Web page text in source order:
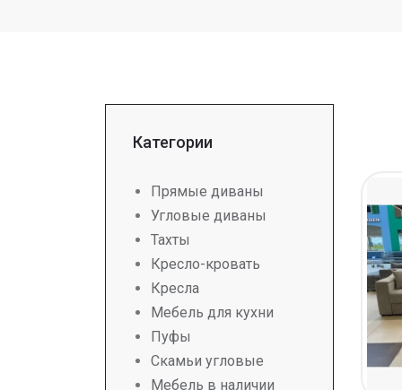
Категории
Прямые диваны
Угловые диваны
Тахты
Кресло-кровать
Кресла
Мебель для кухни
Пуфы
Скамьи угловые
Мебель в наличии